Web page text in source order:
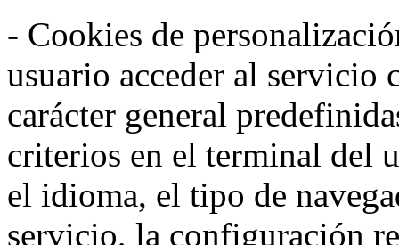
- Cookies de
usuario acceder al servicio
carácter general
criterios en el terminal del
el idioma, el tipo de
servicio, la configuración